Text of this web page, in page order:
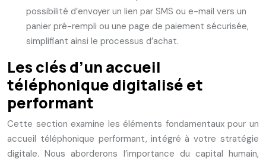
possibilité d’envoyer un lien par SMS ou e-mail vers un
panier pré-rempli ou une page de paiement sécurisée,
simplifiant ainsi le processus d’achat.
Les clés d’un accueil
téléphonique digitalisé et
performant
Cette section examine les éléments fondamentaux pour un
accueil téléphonique performant, intégré à votre stratégie
digitale. Nous aborderons l’importance du capital humain,